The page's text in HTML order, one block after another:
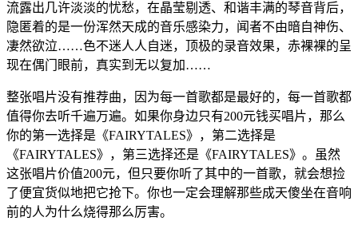
流露出几许淡淡的忧愁，在晶莹剔透、和谐丰满的琴音背后，
隐匿着的是一份浑然天成的音乐感染力，闻者不由暗自神伤、
凄然欲泣……色不迷人人自迷，顶极的录音效果，赤裸裸的呈
现在偶门眼前，真实到无以复加……
整张唱片没有推荐曲，因为每一首歌都是最好的，每一首歌都
值得你去听千遍万遍。如果你身边只有200元钱买唱片，那么
你的第一选择是《FAIRYTALES》，第二选择是
《FAIRYTALES》，第三选择还是《FAIRYTALES》。虽然
这张唱片价值200元，但只要你听了其中的一首歌，就会想捡
了便宜货似地把它抢下。你也一定会理解那些成天傻坐在音响
前的人为什么烧得那么厉害。